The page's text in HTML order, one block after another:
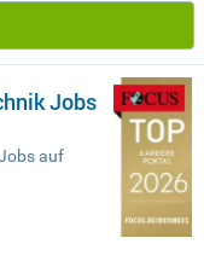
Jobs
auf